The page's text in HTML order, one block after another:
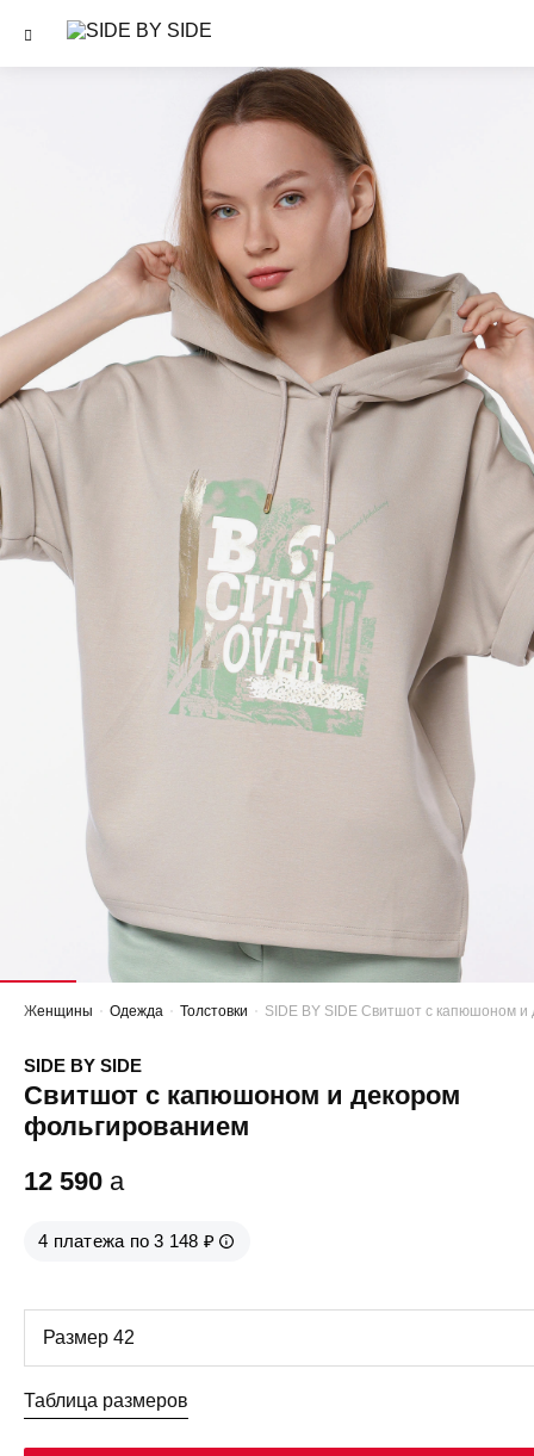
Женщины Одежда Толстовки SIDE BY SIDE Свитшот с капюшоном и
SIDE BY SIDE
Свитшот с капюшоном и декором
фольгированием
12 590 a
4 платежа по 3 148 ₽
Таблица размеров